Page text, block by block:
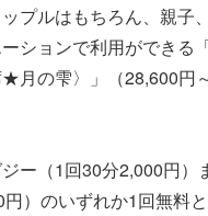
プルはもちろん、親子
ションで利用ができる
月の雫〉」（28,600円
ー（1回30分2,000円）
円）のいずれか1回無料